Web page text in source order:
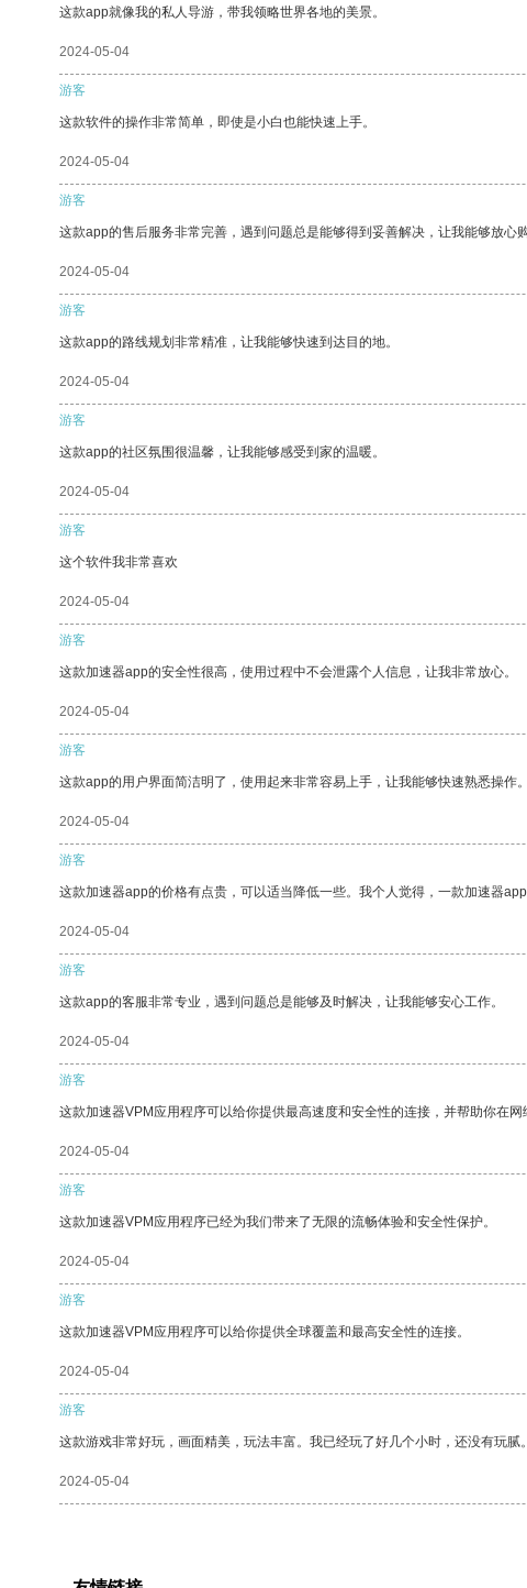
这款app就像我的私人导游，带我领略世界各地的美景。
2024-05-04
游客
这款软件的操作非常简单，即使是小白也能快速上手。
2024-05-04
游客
这款app的售后服务非常完善，遇到问题总是能够得到妥善解决，让我能够放心购
2024-05-04
游客
这款app的路线规划非常精准，让我能够快速到达目的地。
2024-05-04
游客
这款app的社区氛围很温馨，让我能够感受到家的温暖。
2024-05-04
游客
这个软件我非常喜欢
2024-05-04
游客
这款加速器app的安全性很高，使用过程中不会泄露个人信息，让我非常放心。
2024-05-04
游客
这款app的用户界面简洁明了，使用起来非常容易上手，让我能够快速熟悉操作
2024-05-04
游客
这款加速器app的价格有点贵，可以适当降低一些。我个人觉得，一款加速器
2024-05-04
游客
这款app的客服非常专业，遇到问题总是能够及时解决，让我能够安心工作。
2024-05-04
游客
这款加速器VPM应用程序可以给你提供最高速度和安全性的连接，并帮助你在网
2024-05-04
游客
这款加速器VPM应用程序已经为我们带来了无限的流畅体验和安全性保护。
2024-05-04
游客
这款加速器VPM应用程序可以给你提供全球覆盖和最高安全性的连接。
2024-05-04
游客
这款游戏非常好玩，画面精美，玩法丰富。我已经玩了好几个小时，还没有玩腻。
2024-05-04